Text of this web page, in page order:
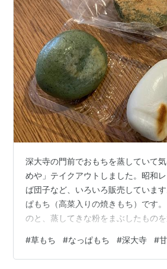
深大寺の門前でおもちを蒸していて
めや」テイクアウトしました。昭和
ば団子など、いろいろ販売していま
ぱもち（高菜入りの焼きもち）です
のと、蒸してきな粉をまぶしたもの
こもあふれんばかりに入っていました
りしており、かなり高評価です。 蒸
#草もち #なっぱもち #深大寺 #